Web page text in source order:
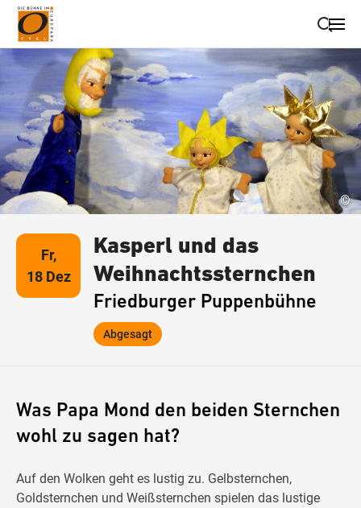
Suche schließen
Wegbeschreibung erhalten
©
Fr,
18 Dez
Kasperl und das
Weihnachtssternchen
Friedburger Puppenbühne
Abgesagt
Was Papa Mond den beiden Sternchen
wohl zu sagen hat?
Auf den Wolken geht es lustig zu. Gelbsternchen,
Goldsternchen und Weißsternchen spielen das lustige